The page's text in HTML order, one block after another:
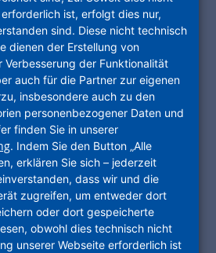
stadtbildprägende
und Leuchttürme der Stadt
Webinarreihe, die das
für Wohnen,
Bauwesen vor kurzem
ersten Meeting präsentierte
Monika Fontaine-
ist, erfolgt dies nur,
sind. Diese nicht technisch
dienen der Erstellung von
Verbesserung der Funktionalität
auch für die Partner zur eigenen
insbesondere auch zu den
personenbezogener Daten und
finden Sie in unserer
. Indem Sie den Button „Alle
erklären Sie sich – jederzeit
dass wir und die
zugreifen, um entweder dort
oder dort gespeicherte
obwohl dies technisch nicht
unserer Webseite erforderlich ist